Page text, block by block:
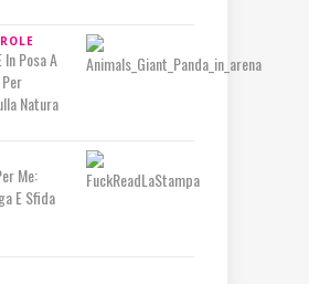
In Posa A
Natura
Me:
E Sfida